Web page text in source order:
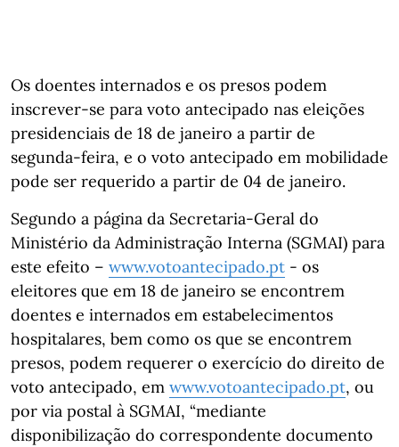
Os doentes internados e os presos podem
inscrever-se para voto antecipado nas eleições
presidenciais de 18 de janeiro a partir de
segunda-feira, e o voto antecipado em mobilidade
pode ser requerido a partir de 04 de janeiro.
Segundo a página da Secretaria-Geral do
Ministério da Administração Interna (SGMAI) para
este efeito – www.votoantecipado.pt - os
eleitores que em 18 de janeiro se encontrem
doentes e internados em estabelecimentos
hospitalares, bem como os que se encontrem
presos, podem requerer o exercício do direito de
voto antecipado, em www.votoantecipado.pt, ou
por via postal à SGMAI, “mediante
disponibilização do correspondente documento